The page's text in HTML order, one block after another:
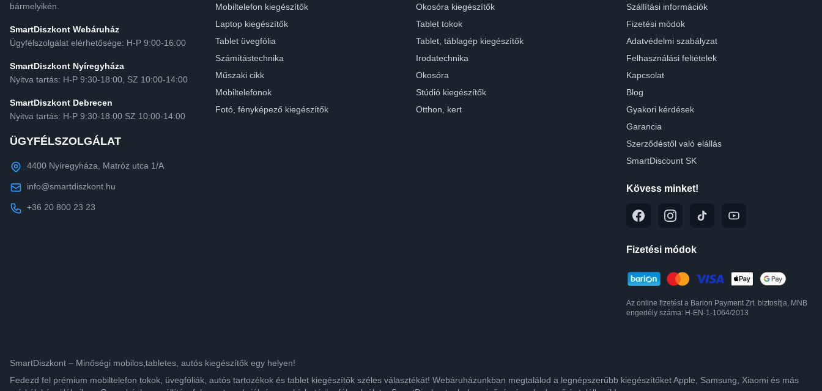
bármelyikén.
SmartDiszkont Webáruház
Ügyfélszolgálat elérhetősége: H-P 9:00-16:00
SmartDiszkont Nyíregyháza
Nyitva tartás: H-P 9:30-18:00, SZ 10:00-14:00
SmartDiszkont Debrecen
Nyitva tartás: H-P 9:30-18:00 SZ 10:00-14:00
ÜGYFÉLSZOLGÁLAT
4400 Nyíregyháza, Matróz utca 1/A
info@smartdiszkont.hu
+36 20 800 23 23
Mobiltelefon kiegészítők
Okosóra kiegészítők
Laptop kiegészítők
Tablet tokok
Tablet üvegfólia
Tablet, táblagép kiegészítők
Számítástechnika
Irodatechnika
Műszaki cikk
Okosóra
Mobiltelefonok
Stúdió kiegészítők
Fotó, fényképező kiegészítők
Otthon, kert
Szállítási információk
Fizetési módok
Adatvédelmi szabályzat
Felhasználási feltételek
Kapcsolat
Blog
Gyakori kérdések
Garancia
Szerződéstől való elállás
SmartDiscount SK
Kövess minket!
Fizetési módok
Az online fizetést a Barion Payment Zrt. biztosítja, MNB
engedély száma: H-EN-1-1064/2013
SmartDiszkont – Minőségi mobilos,tabletes, autós kiegészítők egy helyen!
Fedezd fel prémium mobiltelefon tokok, üvegfóliák, autós tartozékok és tablet kiegészítők széles választékát! Webáruházunkban megtalálod a legnépszerűbb kiegészítőket Apple, Samsung, Xiaomi és más